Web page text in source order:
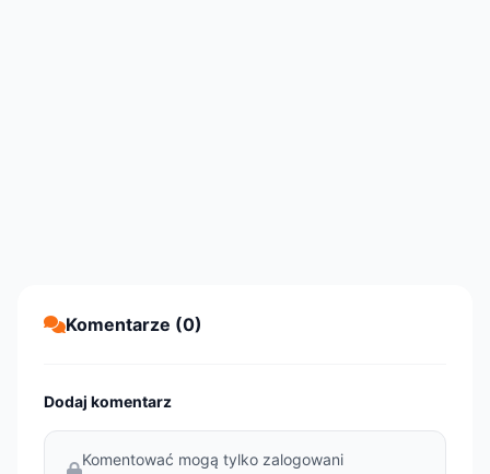
Komentarze (0)
Dodaj komentarz
Komentować mogą tylko zalogowani